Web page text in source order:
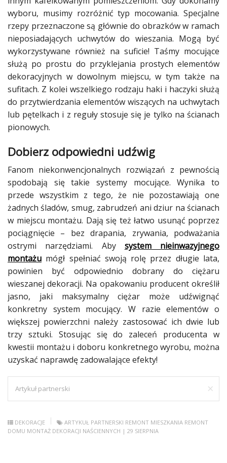
wyboru, musimy rozróżnić typ mocowania. Specjalne
rzepy przeznaczone są głównie do obrazków w ramach
nieposiadających uchwytów do wieszania. Mogą być
wykorzystywane również na suficie! Taśmy mocujące
służą po prostu do przyklejania prostych elementów
dekoracyjnych w dowolnym miejscu, w tym także na
sufitach. Z kolei wszelkiego rodzaju haki i haczyki służą
do przytwierdzania elementów wiszących na uchwytach
lub pętelkach i z reguły stosuje się je tylko na ścianach
pionowych.
Dobierz odpowiedni udźwig
Fanom niekonwencjonalnych rozwiązań z pewnością
spodobają się takie systemy mocujące. Wynika to
przede wszystkim z tego, że nie pozostawiają one
żadnych śladów, smug, zabrudzeń ani dziur na ścianach
w miejscu montażu. Dają się też łatwo usunąć poprzez
pociągnięcie – bez drapania, zrywania, podważania
ostrymi narzędziami. Aby system nieinwazyjnego
montażu mógł spełniać swoją rolę przez długie lata,
powinien być odpowiednio dobrany do ciężaru
wieszanej dekoracji. Na opakowaniu producent określił
jasno, jaki maksymalny ciężar może udźwignąć
konkretny system mocujący. W razie elementów o
większej powierzchni należy zastosować ich dwie lub
trzy sztuki. Stosując się do zaleceń producenta w
kwestii montażu i doboru konkretnego wyrobu, można
uzyskać naprawdę zadowalające efekty!
Artykuł partnerski ×
DEKORACJE ARTYKUŁ PARTNERSKI REMONT MIESZKANIA REMONT
DOMU MONTAŻ DEKORACJI NAŚCIENNYCH | 29 SIERPNIA